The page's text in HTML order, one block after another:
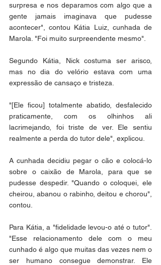
surpresa e nos deparamos com algo que a
gente jamais imaginava que pudesse
acontecer", contou Kátia Luiz, cunhada de
Marola. "Foi muito surpreendente mesmo".
Segundo Kátia, Nick costuma ser arisco,
mas no dia do velório estava com uma
expressão de cansaço e tristeza.
"[Ele ficou] totalmente abatido, desfalecido
praticamente, com os olhinhos ali
lacrimejando, foi triste de ver. Ele sentiu
realmente a perda do tutor dele", explicou.
A cunhada decidiu pegar o cão e colocá-lo
sobre o caixão de Marola, para que se
pudesse despedir. "Quando o coloquei, ele
cheirou, abanou o rabinho, deitou e chorou",
contou.
Para Kátia, a "fidelidade levou-o até o tutor".
"Esse relacionamento dele com o meu
cunhado é algo que muitas das vezes nem o
ser humano consegue demonstrar. Ele